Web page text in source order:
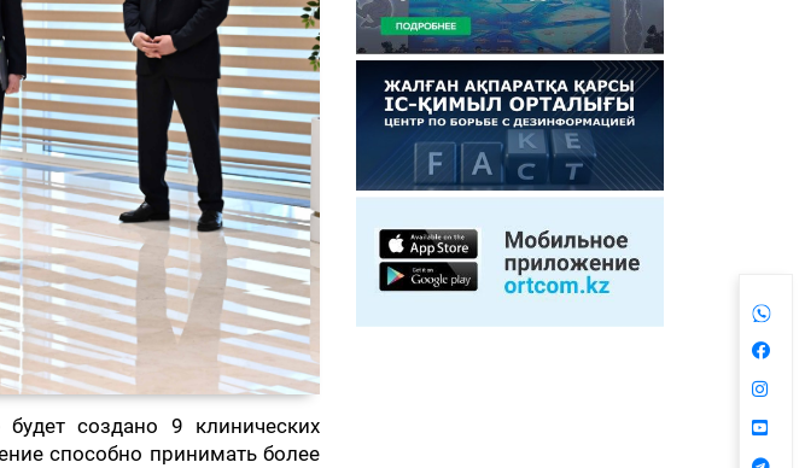
создано 9 клинических
способно принимать более